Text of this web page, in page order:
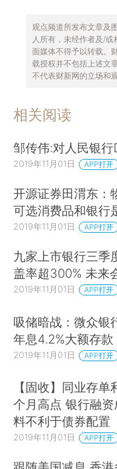
观点频道所发布文章及
人所有，未经作者及/
面媒体不得予以转载。
载授权并不包括上述文
不代表财新网的立场和观
相关阅读
邹传伟:对人民银
2019年11月01日 APP打开
开源证券田渭东：
可选消费品和银行
2019年11月01日 APP打开
九家上市银行三季
盖率超300% 未来
2019年11月01日 APP打开
吸储暗战：微众银
年息4.2%大额存款
2019年11月01日 APP打开
【固收】同业存单
个月高点 银行融
料不利于债券配置
2019年11月01日 APP打开